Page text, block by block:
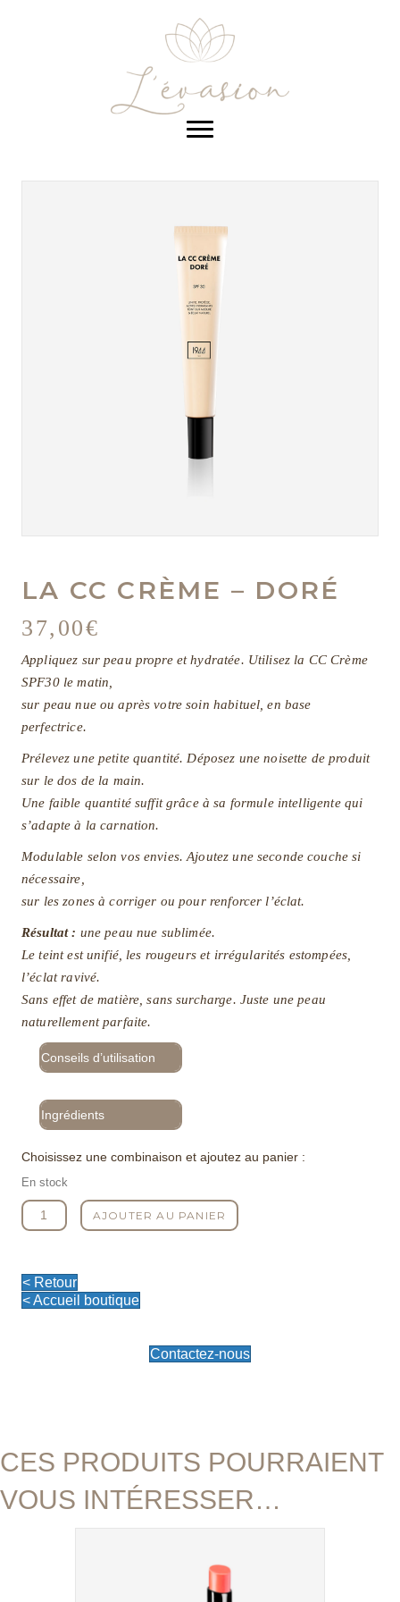
LA CC CRÈME – DORÉ
37,00€
Appliquez sur peau propre et hydratée. Utilisez la CC Crème
SPF30 le matin,
sur peau nue ou après votre soin habituel, en base
perfectrice.
Prélevez une petite quantité. Déposez une noisette de produit
sur le dos de la main.
Une faible quantité suffit grâce à sa formule intelligente qui
s’adapte à la carnation.
Modulable selon vos envies. Ajoutez une seconde couche si
nécessaire,
sur les zones à corriger ou pour renforcer l’éclat.
Résultat : une peau nue sublimée.
Le teint est unifié, les rougeurs et irrégularités estompées,
l’éclat ravivé.
Sans effet de matière, sans surcharge. Juste une peau
naturellement parfaite.
Conseils d’utilisation
Ingrédients
Choisissez une combinaison et ajoutez au panier :
En stock
quantité
de
crème
-
AJOUTER AU PANIER
< Retour
< Accueil boutique
Contactez-nous
CES PRODUITS POURRAIENT
VOUS INTÉRESSER…